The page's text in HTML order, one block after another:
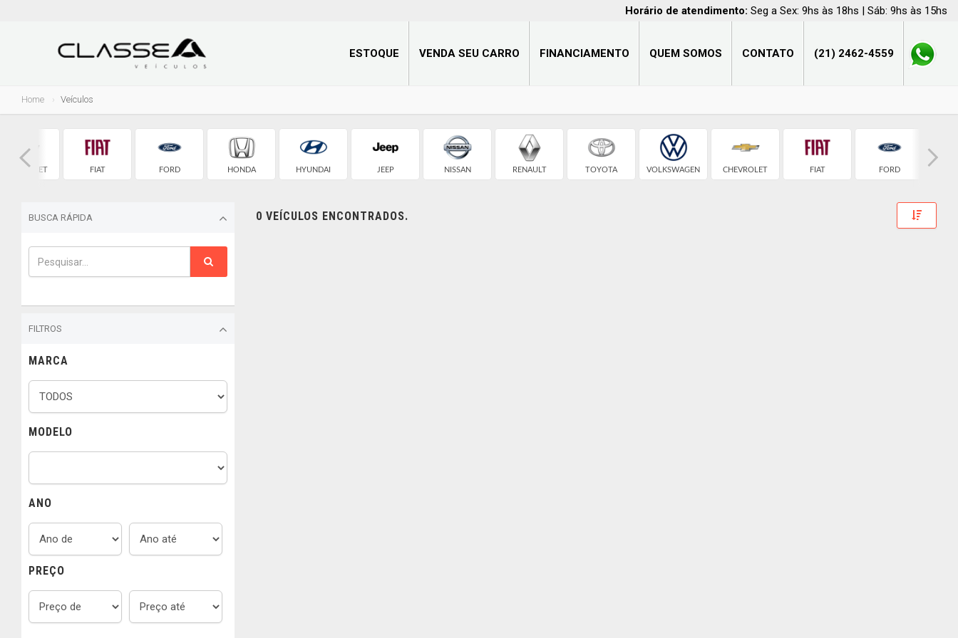
Horário de atendimento: Seg a Sex: 9hs às 18hs | Sáb: 9hs às 15hs
ESTOQUE VENDA SEU CARRO FINANCIAMENTO QUEM SOMOS CONTATO (21) 2462-4559
Home Veículos
CHEVROLET FIAT FORD HONDA HYUNDAI JEEP NISSAN RENAULT TOYOTA VOLKSWAGEN CHEVROLET FIAT FORD
BUSCA RÁPIDA
FILTROS
MARCA
MODELO
ANO
PREÇO
0 VEÍCULOS ENCONTRADOS. Toggle